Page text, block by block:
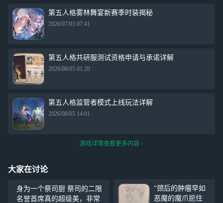
第五人格雾林舞宴新赛季时装揭秘
2026/07/03 07:41
第五人格共研服测试资格申请与承诺详解
2026/08/05 01:20
第五人格监管者模式上线玩法详解
2026/08/05 14:01
游戏详情查看更多内容
大家在讨论
身为一个祭司厨 祭司的二限
名誉首席真的超级美，非常
“颈后的肿瘤早如
恶魔的魔爪扼住